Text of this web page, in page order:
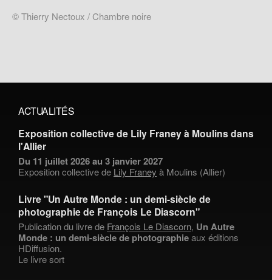
© Thierry Nectoux / Chambre noire
ACTUALITÉS
Exposition collective de Lily Franey à Moulins dans
l'Allier
Du 11 juillet 2026 au 3 janvier 2027
Exposition collective de Lily Franey à Moulins (Allier)
Livre "Un Autre Monde : un demi-siècle de
photographie de François Le Diascorn"
Publication du livre de François Le Diascorn, Un Autre
Monde : un demi-siècle de photographieaux éditions
HDiffusion.
Le livre sort